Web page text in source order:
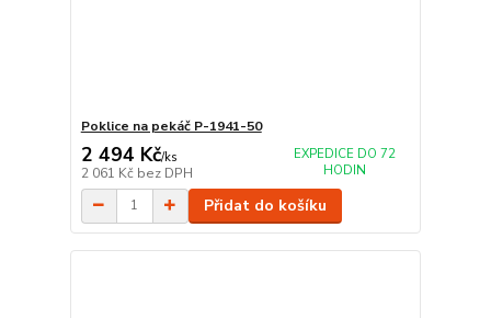
Poklice na pekáč P-1941-50
2 494 Kč/ks
2 061 Kč bez DPH
EXPEDICE DO 72
HODIN
Přidat do košíku